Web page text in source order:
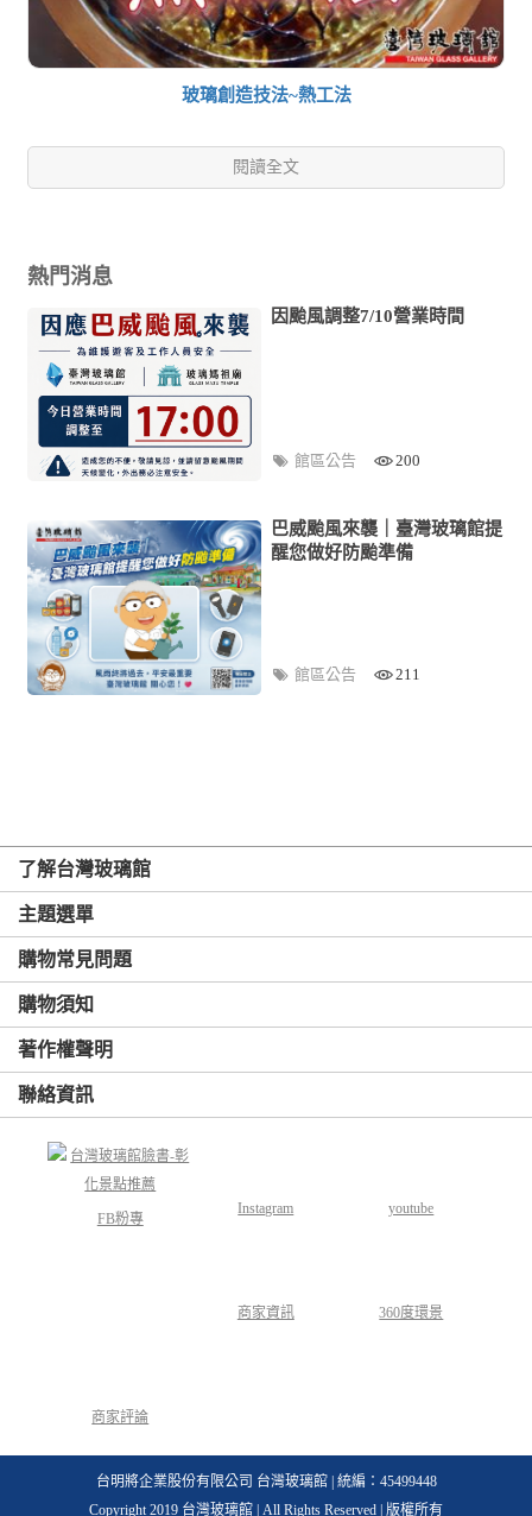
玻璃創造技法~熱工法
閱讀全文
熱門消息
因颱風調整7/10營業時間
館區公告 200
巴威颱風來襲｜臺灣玻璃館提
醒您做好防颱準備
館區公告 211
了解台灣玻璃館
主題選單
購物常見問題
購物須知
著作權聲明
聯絡資訊
FB粉專
Instagram youtube
商家資訊 360度環景
商家評論
台明將企業股份有限公司 台灣玻璃館 | 統編：45499448
Copyright 2019 台灣玻璃館 | All Rights Reserved | 版權所有